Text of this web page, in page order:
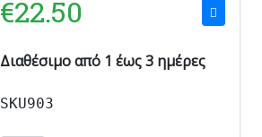
€22.50
Διαθέσιμο από 1 έως 3 ημέρες
SKU903